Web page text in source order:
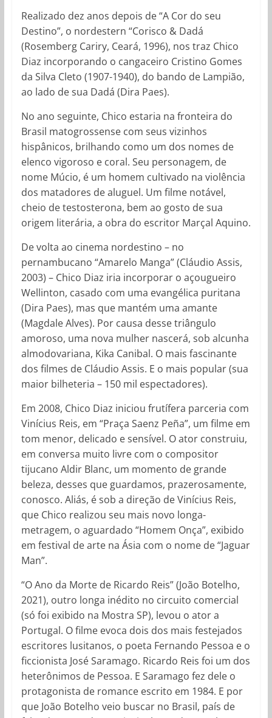
Realizado dez anos depois de “A Cor do seu
Destino”, o nordestern “Corisco & Dadá
(Rosemberg Cariry, Ceará, 1996), nos traz Chico
Diaz incorporando o cangaceiro Cristino Gomes
da Silva Cleto (1907-1940), do bando de Lampião,
ao lado de sua Dadá (Dira Paes).
No ano seguinte, Chico estaria na fronteira do
Brasil matogrossense com seus vizinhos
hispânicos, brilhando como um dos nomes de
elenco vigoroso e coral. Seu personagem, de
nome Múcio, é um homem cultivado na violência
dos matadores de aluguel. Um filme notável,
cheio de testosterona, bem ao gosto de sua
origem literária, a obra do escritor Marçal Aquino.
De volta ao cinema nordestino – no
pernambucano “Amarelo Manga” (Cláudio Assis,
2003) – Chico Diaz iria incorporar o açougueiro
Wellinton, casado com uma evangélica puritana
(Dira Paes), mas que mantém uma amante
(Magdale Alves). Por causa desse triângulo
amoroso, uma nova mulher nascerá, sob alcunha
almodovariana, Kika Canibal. O mais fascinante
dos filmes de Cláudio Assis. E o mais popular (sua
maior bilheteria – 150 mil espectadores).
Em 2008, Chico Diaz iniciou frutífera parceria com
Vinícius Reis, em “Praça Saenz Peña”, um filme em
tom menor, delicado e sensível. O ator construiu,
em conversa muito livre com o compositor
tijucano Aldir Blanc, um momento de grande
beleza, desses que guardamos, prazerosamente,
conosco. Aliás, é sob a direção de Vinícius Reis,
que Chico realizou seu mais novo longa-
metragem, o aguardado “Homem Onça”, exibido
em festival de arte na Ásia com o nome de “Jaguar
Man”.
“O Ano da Morte de Ricardo Reis” (João Botelho,
2021), outro longa inédito no circuito comercial
(só foi exibido na Mostra SP), levou o ator a
Portugal. O filme evoca dois dos mais festejados
escritores lusitanos, o poeta Fernando Pessoa e o
ficcionista José Saramago. Ricardo Reis foi um dos
heterônimos de Pessoa. E Saramago fez dele o
protagonista de romance escrito em 1984. E por
que João Botelho veio buscar no Brasil, país de